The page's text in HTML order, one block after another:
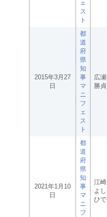
ェ
ス
ト
2015年3月27
日
都
道
府
県
知
事
マ
ニ
フ
ェ
ス
ト
広瀬
勝貞
2021年1月10
日
都
道
府
県
知
事
マ
ニ
フ
江崎
よし
ひで